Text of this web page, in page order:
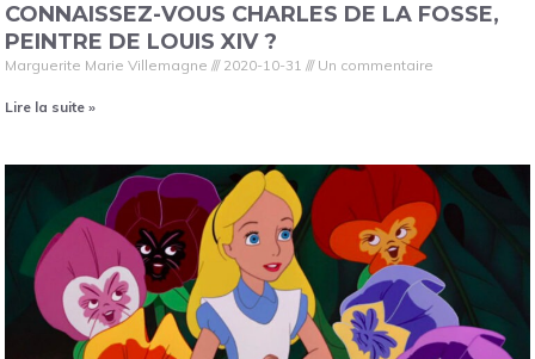
CONNAISSEZ-VOUS CHARLES DE LA FOSSE,
PEINTRE DE LOUIS XIV ?
Marguerite Marie Villemagne 2020-10-31 Un commentaire
Lire la suite »